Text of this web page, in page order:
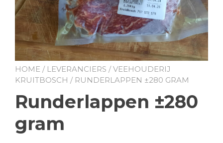
HOME / LEVERANCIERS /VEEHOUDERIJ
KRUITBOSCH / RUNDERLAPPEN ±280 GRAM
Runderlappen ±280
gram